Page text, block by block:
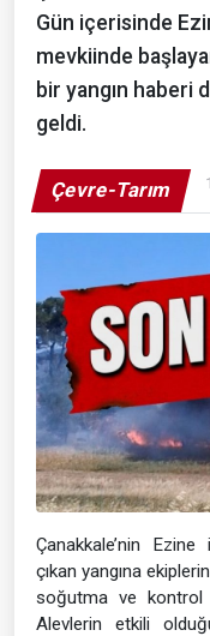
Gün içerisinde
mevkiinde
bir yangın haberi
geldi.
Çevre-Tarım
Çanakkale’nin
çıkan yangına
soğutma ve kontrol
Alevlerin etkili